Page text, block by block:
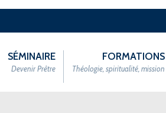
SÉMINAIRE
Devenir Prêtre
FORMATIONS
Théologie, spiritualité, mission